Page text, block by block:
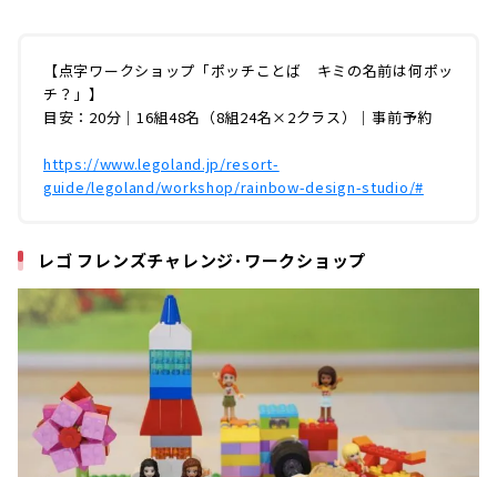
【点字ワークショップ「ポッチことば キミの名前は何ポッ
チ？」】
目安：20分｜16組48名（8組24名×2クラス）｜事前予約
https://www.legoland.jp/resort-
guide/legoland/workshop/rainbow-design-studio/#
レゴ フレンズチャレンジ･ワークショップ